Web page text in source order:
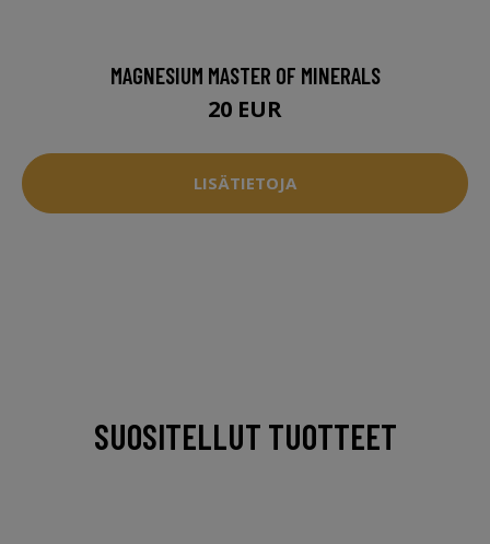
MAGNESIUM MASTER OF MINERALS
20 EUR
LISÄTIETOJA
SUOSITELLUT TUOTTEET